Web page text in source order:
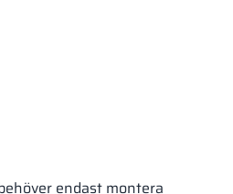
endast montera